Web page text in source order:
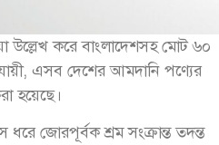
উল্লেখ করে বাংলাদেশসহ মোট ৬০
এসব দেশের আমদানি পণ্যের
হয়েছে।
ধরে জোরপূর্বক শ্রম সংক্রান্ত তদন্ত